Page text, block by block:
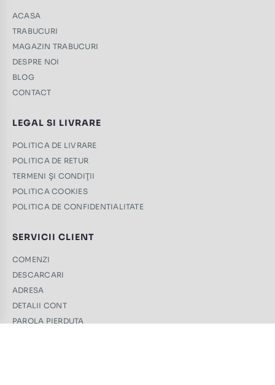
ACASA
TRABUCURI
MAGAZIN TRABUCURI
DESPRE NOI
BLOG
CONTACT
LEGAL SI LIVRARE
POLITICA DE LIVRARE
POLITICA DE RETUR
TERMENI ŞI CONDIŢII
POLITICA COOKIES
POLITICA DE CONFIDENTIALITATE
SERVICII CLIENT
COMENZI
DESCARCARI
ADRESA
DETALII CONT
PAROLA PIERDUTA